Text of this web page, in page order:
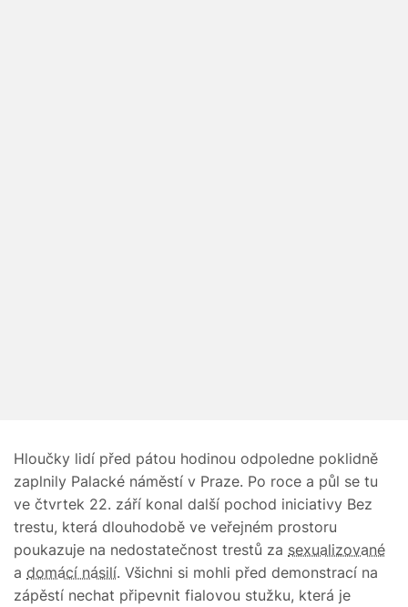
Hloučky lidí před pátou hodinou odpoledne poklidně
zaplnily Palacké náměstí v Praze. Po roce a půl se tu
ve čtvrtek 22. září konal další pochod iniciativy Bez
trestu, která dlouhodobě ve veřejném prostoru
poukazuje na nedostatečnost trestů za sexualizované
a domácí násilí. Všichni si mohli před demonstrací na
zápěstí nechat připevnit fialovou stužku, která je